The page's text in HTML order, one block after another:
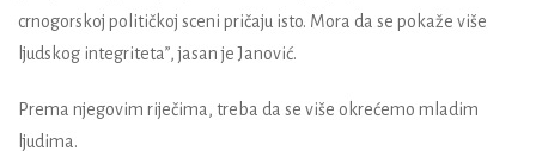
crnogorskoj političkoj sceni pričaju isto. Mora da se pokaže više
ljudskog integriteta”, jasan je Janović.
Prema njegovim riječima, treba da se više okrećemo mladim
ljudima.